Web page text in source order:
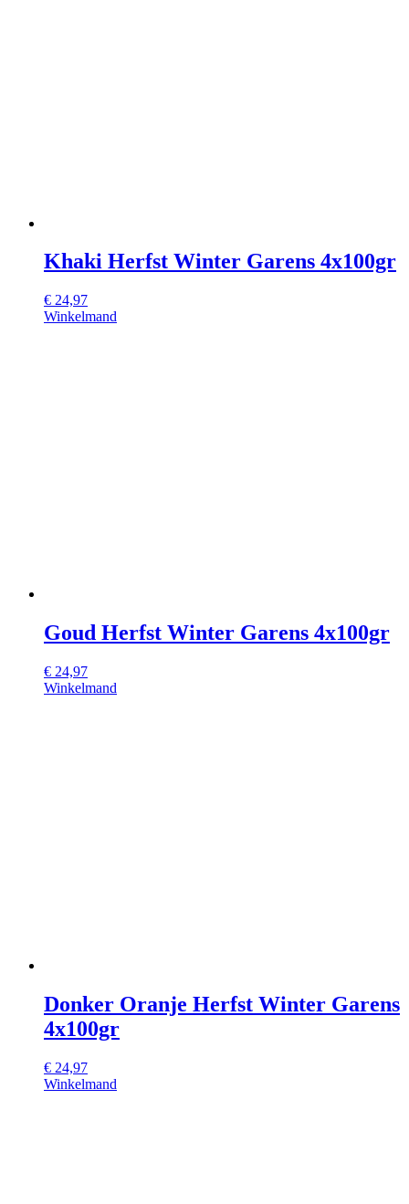
Khaki Herfst Winter Garens 4x100gr
€ 24,97
Winkelmand
Goud Herfst Winter Garens 4x100gr
€ 24,97
Winkelmand
Donker Oranje Herfst Winter Garens
4x100gr
€ 24,97
Winkelmand